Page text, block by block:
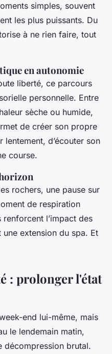
simples, souvent
les plus puissants. Du
à ne rien faire, tout
en autonomie
liberté, ce parcours
personnelle. Entre
sèche ou humide,
de créer son propre
lentement, d’écouter son
course.
rochers, une pause sur
de respiration
l’impact des
extension du spa. Et
: prolonger l'état
end lui-même, mais
le lendemain matin,
décompression brutal.